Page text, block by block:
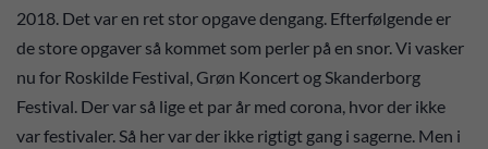
2018. Det var en ret stor opgave dengang. Efterfølgende er
de store opgaver så kommet som perler på en snor. Vi vasker
nu for Roskilde Festival, Grøn Koncert og Skanderborg
Festival. Der var så lige et par år med corona, hvor der ikke
var festivaler. Så her var der ikke rigtigt gang i sagerne. Men i